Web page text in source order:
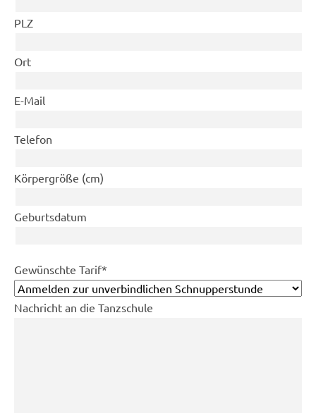
PLZ
Ort
E-Mail
Telefon
Körpergröße (cm)
Geburtsdatum
Pflichtfeld
Gewünschte Tarif*
Nachricht an die Tanzschule